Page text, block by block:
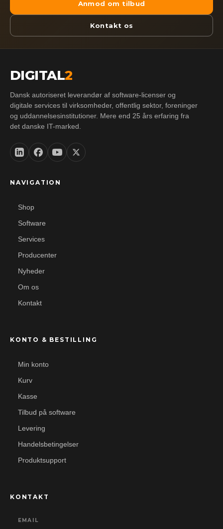
Anmod om tilbud
Kontakt os
DIGITAL2
Dansk autoriseret leverandør af software-licenser og
digitale services til virksomheder, offentlig sektor, foreninger
og uddannelsesinstitutioner. Mere end 25 års erfaring fra
det danske IT-marked.
NAVIGATION
Shop
Software
Services
Producenter
Nyheder
Om os
Kontakt
KONTO & BESTILLING
Min konto
Kurv
Kasse
Tilbud på software
Levering
Handelsbetingelser
Produktsupport
KONTAKT
EMAIL